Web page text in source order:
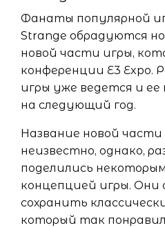
Фанаты популярной
Strange обрадуются
новой части игры,
конференции E3 Expo.
игры уже ведется и ее
на следующий год.
Название новой части
неизвестно, однако,
поделились
концепцией игры.
сохранить
который так